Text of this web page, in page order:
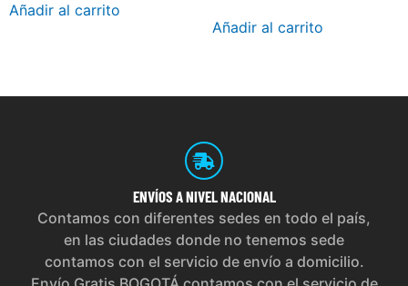
Añadir al carrito
Añadir al carrito
ENVÍOS A NIVEL NACIONAL
Contamos con diferentes sedes en todo el país,
en las ciudades donde no tenemos sede
contamos con el servicio de envío a domicilio.